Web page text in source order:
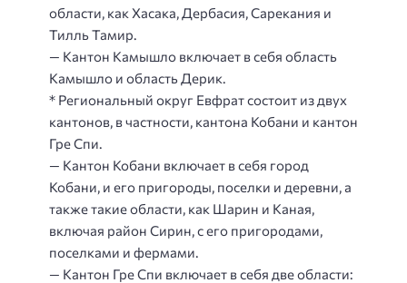
области, как Хасака, Дербасия, Сарекания и
Тилль Тамир.
— Кантон Камышло включает в себя область
Камышло и область Дерик.
* Региональный округ Евфрат состоит из двух
кантонов, в частности, кантона Кобани и кантон
Гре Спи.
— Кантон Кобани включает в себя город
Кобани, и его пригороды, поселки и деревни, а
также такие области, как Шарин и Каная,
включая район Сирин, с его пригородами,
поселками и фермами.
— Кантон Гре Спи включает в себя две области: